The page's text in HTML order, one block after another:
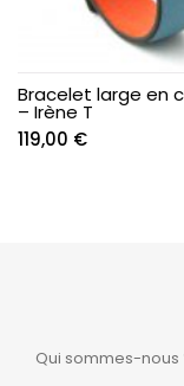
Bracelet large en
– Irène T
119,00 €
Qui sommes-nous